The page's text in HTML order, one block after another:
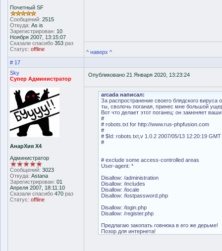
Почетный SF
Сообщений: 2515
Откуда: As is
Зарегистрирован: 10
Ноября 2007, 13:15:07
Сказали спасибо 353 раз
Статус: offline
^ наверх ^
# 17
Sky
Супер Администратор
АнарХия Х4
Администратор
Сообщений: 3023
Откуда: Astana
Зарегистрирован: 01
Апреля 2007, 18:11:10
Сказали спасибо 470 раз
Статус: offline
Опубликовано 21 Января 2020, 13:23:24
arcada написал:
За распространение своего блядского
ты, сволочь поганая, принес мне большой
Вот что делает этот поганец: он заменяет
#
# robots.txt for http://www.rus-phpfusion.com
#
# $Id: robots.txt,v 1.0.2 2007/05/13 12:20:19
#
# exclude some access-controlled areas
User-agent: *
Disallow: /administration
Disallow: /includes
Disallow: /locale
Disallow: /lostpassword.php
Disallow: /login.php
Disallow: /register.php
Предлагаю закопать говнюка в его же дерьме!
Позор для интернета!